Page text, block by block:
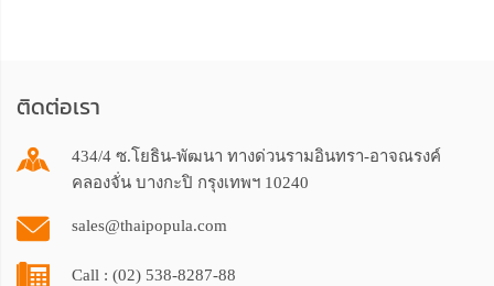
ติดต่อเรา
434/4 ซ.โยธิน-พัฒนา ทางด่วนรามอินทรา-อาจณรงค์
คลองจั่น บางกะปิ กรุงเทพฯ 10240
sales@thaipopula.com
Call : (02) 538-8287-88